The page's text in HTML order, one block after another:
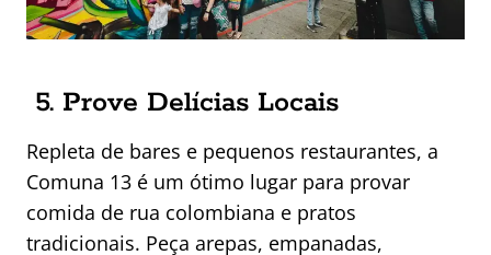
5. Prove Delícias Locais
Repleta de bares e pequenos restaurantes, a
Comuna 13 é um ótimo lugar para provar
comida de rua colombiana e pratos
tradicionais. Peça arepas, empanadas,